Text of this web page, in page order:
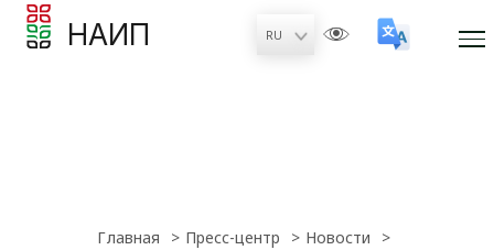
НАИП
Главная Пресс-центр
Новости